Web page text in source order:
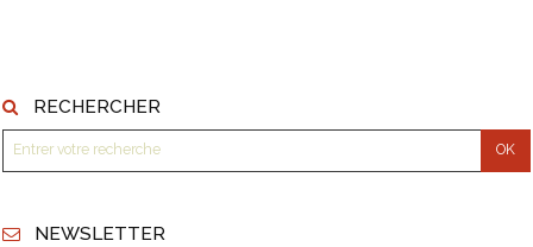
RECHERCHER
NEWSLETTER